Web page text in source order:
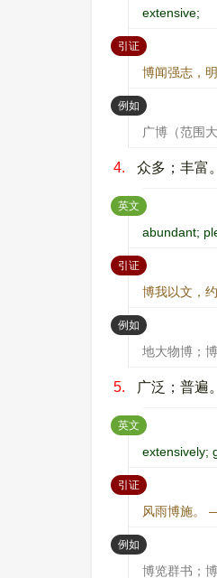
extensive;
引证：
博闻强志，
例如 ：
广博（范围
4. 众多；丰富。
英文 ：
abundant;
引证：
博我以文，
例如 ：
地大物博；
5. 广泛；普遍。
英文 ：
extensively;
引证：
风雨博施。
例如 ：
博览群书；